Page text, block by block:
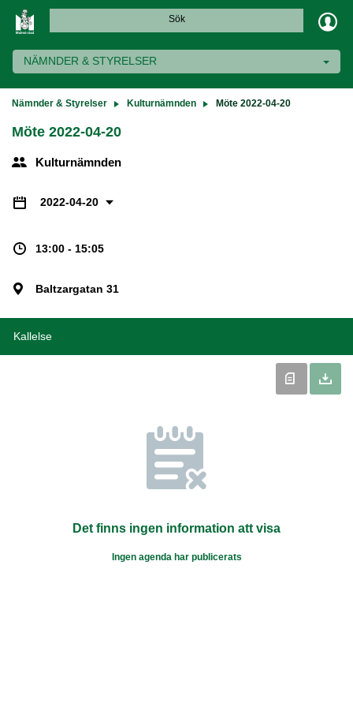
Sök
NÄMNDER & STYRELSER
Nämnder & Styrelser Kulturnämnden Möte 2022-04-20
Möte 2022-04-20
Kulturnämnden
2022-04-20
13:00 - 15:05
Baltzargatan 31
Kallelse
Det finns ingen information att visa
Ingen agenda har publicerats